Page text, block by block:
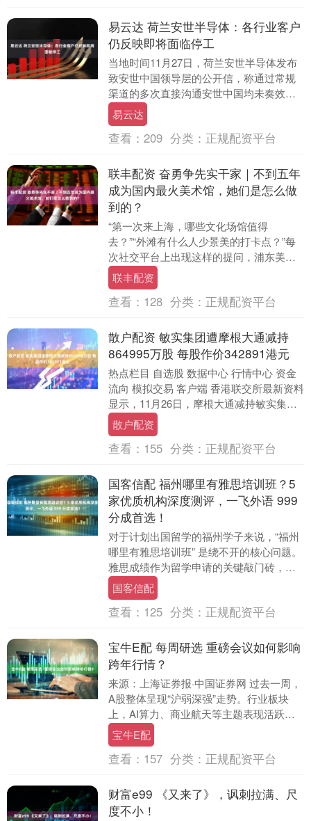
易云达 荷兰安世半导体：各行业客户
仍反映即将面临停工
当地时间11月27日，荷兰安世半导体发布
致安世中国领导层的公开信，称通过常规
渠道的多次直接沟通安世中国均未奏效，
呼吁安世中国领导尽快回应，以建设性的
方式参与对话....
易云达
查看： 209 分类： 正规配资平台
联丰配资 奋勇争先实干家｜不到五年
成为国内最火美术馆，她们是怎么做
到的？
“第一次来上海，哪些文化场馆值得
去？”“外滩有什么人少景美的打卡点？”每
次社交平台上出现这样的提问，浦东美术
馆必定在网友回复中榜上有名。 自2021年
7月开馆以....
联丰配资
查看： 128 分类： 正规配资平台
散户配资 敏实集团遭摩根大通减持
864995万股 每股作价342891港元
热点栏目 自选股 数据中心 行情中心 资金
流向 模拟交易 客户端 香港联交所最新资料
显示，11月26日，摩根大通减持敏实集团
（00425）86.4995万股，每....
散户配资
查看： 155 分类： 正规配资平台
国客信配 福州哪里有雅思培训班？5
家优质机构深度测评，一飞外语 999
分成首选！
对于计划出国留学的福州学子来说，“福州
哪里有雅思培训班” 是绕不开的核心问题。
雅思成绩作为留学申请的关键敲门砖，选
择一家靠谱的培训机构能让备考少走弯
路。今天就为....
国客信配
查看： 125 分类： 正规配资平台
宝牛E配 每周研选 重磅会议如何影响
跨年行情？
来源：上海证券报·中国证券网 过去一周，
A股整体呈现“沪弱深强”走势。行业板块
上，AI算力、商业航天等主题表现活跃，
煤炭、石油石化等顺周期板块走势相对疲
软。值得....
宝牛E配
查看： 157 分类： 正规配资平台
财富e99 《又来了》，讽刺拉满、尺
度不小！